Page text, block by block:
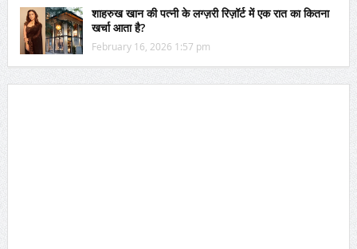
शाहरुख खान की पत्नी के लग्ज़री रिज़ॉर्ट में एक रात का कितना
खर्चा आता है?
February 16, 2026 1:57 pm